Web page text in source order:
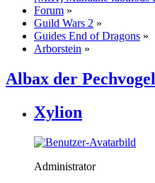
Forum »
Guild Wars 2 »
Guides End of Dragons »
Arborstein »
Albax der Pechvogel
Xylion
Administrator